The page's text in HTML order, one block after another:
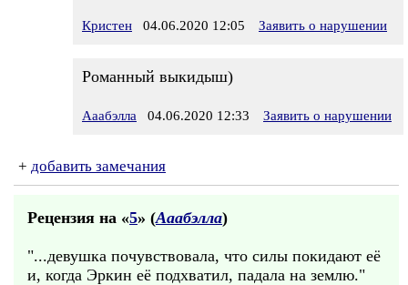
Кристен 04.06.2020 12:05 Заявить о нарушении
Романный выкидыш)
Ааабэлла 04.06.2020 12:33 Заявить о нарушении
+ добавить замечания
Рецензия на «5» (Ааабэлла)
"...девушка почувствовала, что силы покидают её
и, когда Эркин её подхватил, падала на землю."